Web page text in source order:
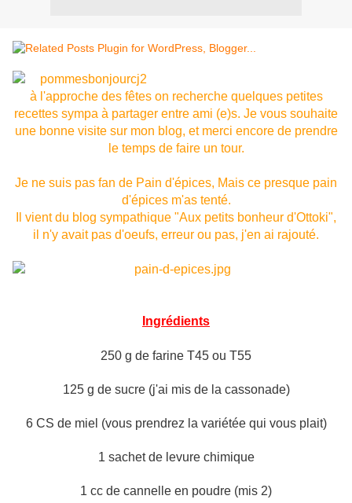
à l'approche des fêtes on recherche quelques petites
recettes sympa à partager entre ami (e)s. Je vous souhaite
une bonne visite sur mon blog, et merci encore de prendre
le temps de faire un tour.
Je ne suis pas fan de Pain d'épices, Mais ce presque pain
d'épices m'as tenté.
Il vient du blog sympathique "Aux petits bonheur d'Ottoki",
il n'y avait pas d'oeufs, erreur ou pas, j'en ai rajouté.
Ingrédients
250 g de farine T45 ou T55
125 g de sucre (j'ai mis de la cassonade)
6 CS de miel (vous prendrez la variétée qui vous plait)
1 sachet de levure chimique
1 cc de cannelle en poudre (mis 2)